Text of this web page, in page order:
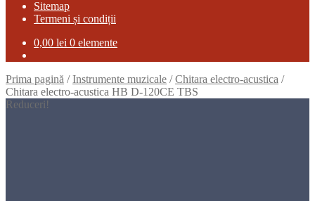
Sitemap
Termeni și condiții
0,00 lei 0 elemente
Prima pagină /Instrumente muzicale /Chitara electro-acustica /
Chitara electro-acustica HB D-120CE TBS
Reduceri!